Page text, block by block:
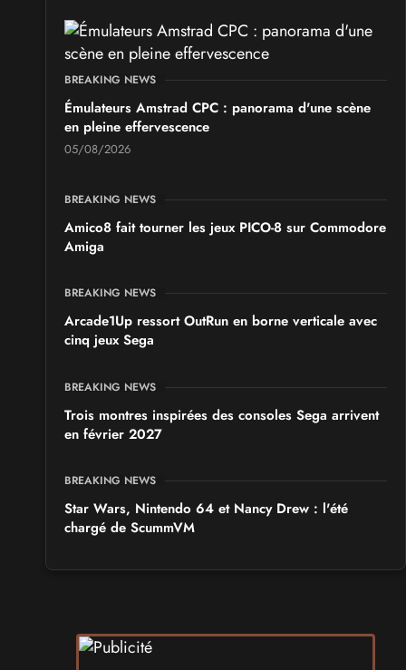
BREAKING NEWS
Émulateurs Amstrad CPC : panorama d'une scène
en pleine effervescence
05/08/2026
BREAKING NEWS
Amico8 fait tourner les jeux PICO-8 sur Commodore
Amiga
BREAKING NEWS
Arcade1Up ressort OutRun en borne verticale avec
cinq jeux Sega
BREAKING NEWS
Trois montres inspirées des consoles Sega arrivent
en février 2027
BREAKING NEWS
Star Wars, Nintendo 64 et Nancy Drew : l'été
chargé de ScummVM